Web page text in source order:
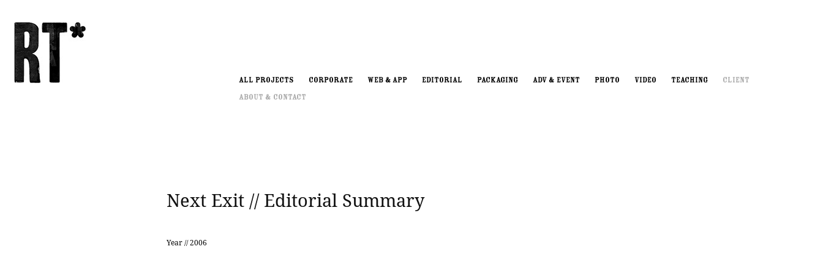
ALL PROJECTS CORPORATE WEB & APP EDITORIAL PACKAGING ADV & EVENT PHOTO VIDEO TEACHING
Client
About & Contact
Next Exit // Editorial Summary
Year // 2006